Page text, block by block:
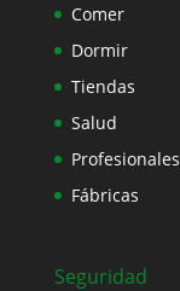
Comer
Dormir
Tiendas
Salud
Profesionales
Fábricas
Seguridad